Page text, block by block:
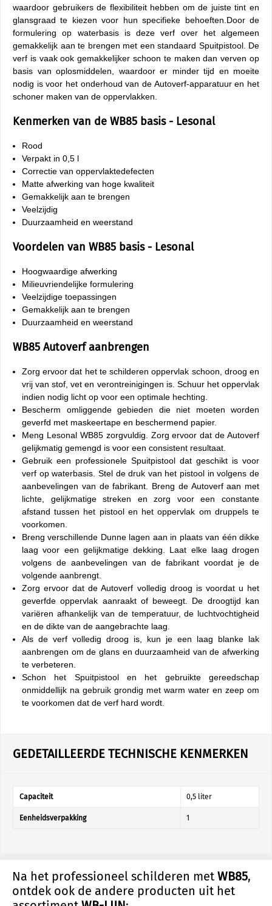
waardoor gebruikers de flexibiliteit hebben om de juiste tint en
glansgraad te kiezen voor hun specifieke behoeften.Door de
formulering op waterbasis is deze verf over het algemeen
gemakkelijk aan te brengen met een standaard Spuitpistool. De
verf is vaak ook gemakkelijker schoon te maken dan verven op
basis van oplosmiddelen, waardoor er minder tijd en moeite
nodig is voor het onderhoud van de Autoverf-apparatuur en het
schoner maken van de oppervlakken.
Kenmerken van de WB85 basis - Lesonal
Rood
Verpakt in 0,5 l
Correctie van oppervlaktedefecten
Matte afwerking van hoge kwaliteit
Gemakkelijk aan te brengen
Veelzijdig
Duurzaamheid en weerstand
Voordelen van WB85 basis - Lesonal
Hoogwaardige afwerking
Milieuvriendelijke formulering
Veelzijdige toepassingen
Gemakkelijk aan te brengen
Duurzaamheid en weerstand
WB85 Autoverf aanbrengen
Zorg ervoor dat het te schilderen oppervlak schoon, droog en
vrij van stof, vet en verontreinigingen is. Schuur het oppervlak
indien nodig licht op voor een optimale hechting.
Bescherm omliggende gebieden die niet moeten worden
geverfd met maskeertape en beschermend papier.
Meng Lesonal WB85 zorgvuldig. Zorg ervoor dat de Autoverf
gelijkmatig gemengd is voor een consistent resultaat.
Gebruik een professionele Spuitpistool dat geschikt is voor
verf op waterbasis. Stel de druk van het pistool in volgens de
aanbevelingen van de fabrikant. Breng de Autoverf aan met
lichte, gelijkmatige streken en zorg voor een constante
afstand tussen het pistool en het oppervlak om druppels te
voorkomen.
Breng verschillende Dunne lagen aan in plaats van één dikke
laag voor een gelijkmatige dekking. Laat elke laag drogen
volgens de aanbevelingen van de fabrikant voordat je de
volgende aanbrengt.
Zorg ervoor dat de Autoverf volledig droog is voordat u het
geverfde oppervlak aanraakt of beweegt. De droogtijd kan
variëren afhankelijk van de temperatuur, de luchtvochtigheid
en de dikte van de aangebrachte laag.
Als de verf volledig droog is, kun je een laag blanke lak
aanbrengen om de glans en duurzaamheid van de afwerking
te verbeteren.
Schon het Spuitpistool en het gebruikte gereedschap
onmiddellijk na gebruik grondig met warm water en zeep om
te voorkomen dat de verf hard wordt.
GEDETAILLEERDE TECHNISCHE KENMERKEN
Capaciteit 0,5 liter
Eenheidsverpakking 1
Na het professioneel schilderen met WB85,
ontdek ook de andere producten uit het